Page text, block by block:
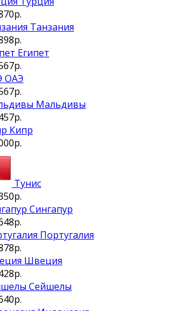
Танзания
Египет
ОАЭ
Мальдивы
Кипр
Тунис
Сингапур
Португалия
Швеция
Сейшелы